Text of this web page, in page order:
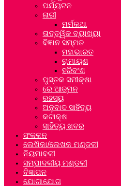
ପର୍ଯ୍ୟଟନ
ନାରୀ
ମର୍ମକଥା
ତାତ୍ତ୍ୱିକ ବ୍ୟାଖ୍ୟା
ବିଜ୍ଞାନ ସମ୍ମତ
ମହାଭାରତ
ରାମାୟଣ
ହରିବଂଶ
ପୁସ୍ତକ ସମୀକ୍ଷା
ରେ ଆତ୍ମନ
ରହସ୍ୟ
ଅନୁବାଦ ସାହିତ୍ୟ
କଟାକ୍ଷ
ସାହିତ୍ୟ ଖବର
ସଂକଳନ
ଲେଖିକା/ଲେଖକ ମଣ୍ଡଳୀ
ନିୟମାବଳୀ
ସମ୍ପାଦକୀୟ ମଣ୍ଡଳୀ
ବିଜ୍ଞାପନ
ଯୋଗାଯୋଗ